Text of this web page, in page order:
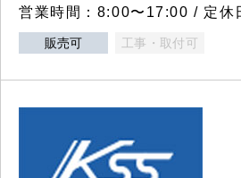
営業時間：8:00〜17:00 / 定休
販売可 工事・取付可